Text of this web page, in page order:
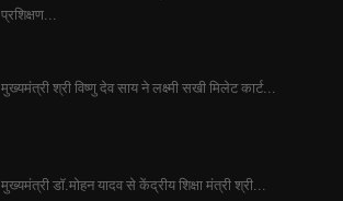
प्रशिक्षण...
मुख्यमंत्री श्री विष्णु देव साय ने लक्ष्मी सखी मिलेट कार्ट...
मुख्यमंत्री डॉ.मोहन यादव से केंद्रीय शिक्षा मंत्री श्री...